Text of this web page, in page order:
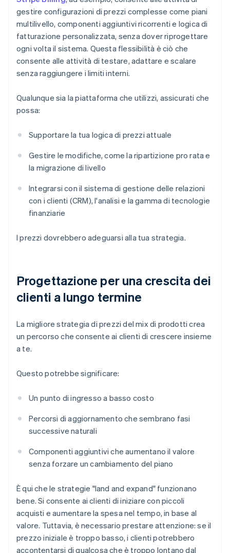
gestire configurazioni di prezzi complesse come piani
multilivello, componenti aggiuntivi ricorrenti e logica di
fatturazione personalizzata, senza dover riprogettare
ogni volta il sistema. Questa flessibilità è ciò che
consente alle attività di testare, adattare e scalare
senza raggiungere i limiti interni.
Qualunque sia la piattaforma che utilizzi, assicurati che
possa:
Supportare la tua logica di prezzi attuale
Gestire le modifiche, come la ripartizione pro rata e
la migrazione di livello
Integrarsi con il sistema di gestione delle relazioni
con i clienti (CRM), l'analisi e la gamma di tecnologie
finanziarie
I prezzi dovrebbero adeguarsi alla tua strategia.
Progettazione per una crescita dei
clienti a lungo termine
La migliore strategia di prezzi del mix di prodotti crea
un percorso che consente ai clienti di crescere insieme
a te.
Questo potrebbe significare:
Un punto di ingresso a basso costo
Percorsi di aggiornamento che sembrano fasi
successive naturali
Componenti aggiuntivi che aumentano il valore
senza forzare un cambiamento del piano
È qui che le strategie "land and expand" funzionano
bene. Si consente ai clienti di iniziare con piccoli
acquisti e aumentare la spesa nel tempo, in base al
valore. Tuttavia, è necessario prestare attenzione: se il
prezzo iniziale è troppo basso, i clienti potrebbero
accontentarsi di qualcosa che è troppo lontano dal